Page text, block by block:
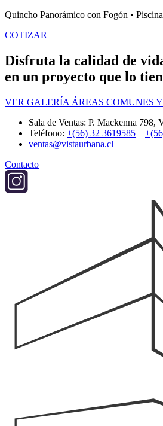
Quincho Panorámico con Fogón •
COTIZAR
Disfruta la calidad de
en un proyecto que lo
VER GALERÍA ÁREAS COMUNES
Sala de Ventas: P. Mackenna 798,
Teléfono: +(56) 32 3619585
ventas@vistaurbana.cl
Contacto